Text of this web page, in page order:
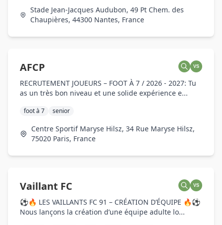
Stade Jean-Jacques Audubon, 49 Pt Chem. des
Chaupières, 44300 Nantes, France
AFCP VS
RECRUTEMENT JOUEURS – FOOT À 7 / 2026 - 2027: Tu
as un très bon niveau et une solide expérience e...
foot à 7 senior
Centre Sportif Maryse Hilsz, 34 Rue Maryse Hilsz,
75020 Paris, France
Vaillant FC VS
⚽🔥 LES VAILLANTS FC 91 – CRÉATION D’ÉQUIPE 🔥⚽
Nous lançons la création d’une équipe adulte lo...